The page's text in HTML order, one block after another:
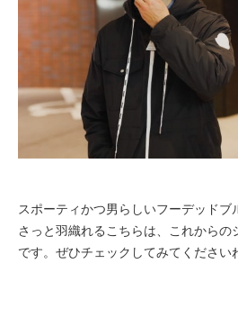
スポーティかつ男らしいフーデッドブ
さっと羽織れるこちらは、これからの
です。ぜひチェックしてみてください